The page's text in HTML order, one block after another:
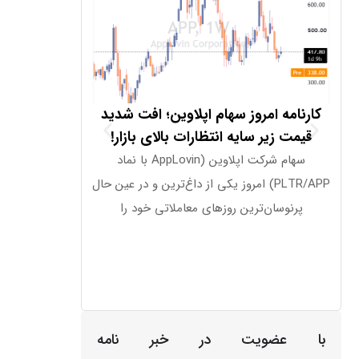
کارنامه امروز سهام اپلاوین؛ افت شدید
قیمت زیر سایه انتظارات بالای بازار!
سهام شرکت اپلاوین (AppLovin با نماد
PLTR/APP) امروز یکی از داغ‌ترین و در عین حال
پرنوسان‌ترین روزهای معاملاتی خود را
با عضویت در خبر نامه